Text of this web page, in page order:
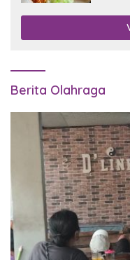
Berita Olahraga